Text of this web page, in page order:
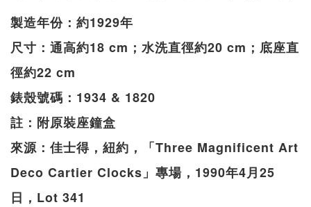
製造年份：約1929年
尺寸：通高約18 cm；水洗直徑約20 cm；底座直
徑約22 cm
錶殼號碼：1934 & 1820
註：附原裝座鐘盒
來源：佳士得，紐約，「Three Magnificent Art
Deco Cartier Clocks」專場，1990年4月25
日，Lot 341